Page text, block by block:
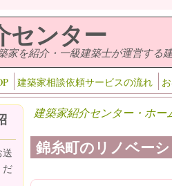
センター
家を紹介・一級建築士が運営する
建築家相談依頼サービスの流れ
建築家紹介センター・ホー
錦糸町のリノベー
だ